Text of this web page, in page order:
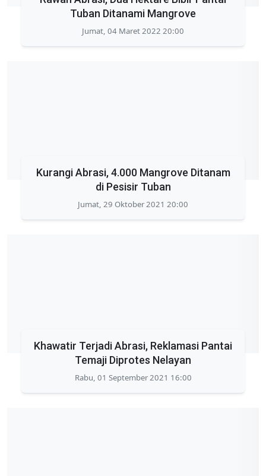
Tuban Ditanami Mangrove
Jumat, 04 Maret 2022 20:00
Kurangi Abrasi, 4.000 Mangrove Ditanam
di Pesisir Tuban
Jumat, 29 Oktober 2021 20:00
Khawatir Terjadi Abrasi, Reklamasi Pantai
Temaji Diprotes Nelayan
Rabu, 01 September 2021 16:00